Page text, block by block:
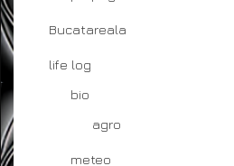
Bucatareala
life log
bio
agro
meteo